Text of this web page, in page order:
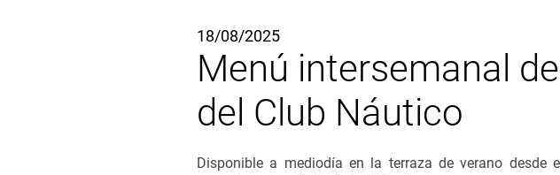
18/08/2025
Menú intersemanal
del Club Náutico
Disponible a mediodía en la terraza de verano